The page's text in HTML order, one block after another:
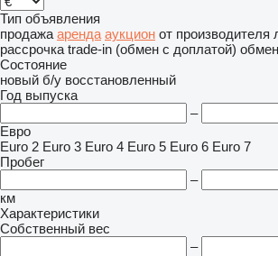
Тип объявления
продажа аренда аукцион от производителя
рассрочка trade-in (обмен с доплатой) обмен
Состояние
новый б/у восстановленный
Год выпуска
–
Евро
Euro 2 Euro 3 Euro 4 Euro 5 Euro 6 Euro 7
Пробег
–
км
Характеристики
Собственный вес
–